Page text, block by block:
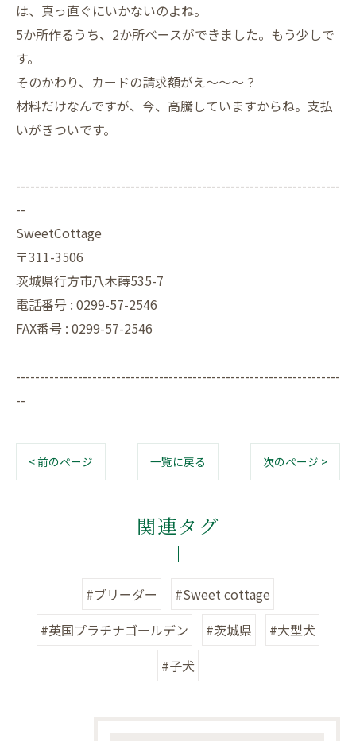
は、真っ直ぐにいかないのよね。
5か所作るうち、2か所ベースができました。もう少しで
す。
そのかわり、カードの請求額がえ～～～？
材料だけなんですが、今、高騰していますからね。支払
いがきついです。
--------------------------------------------------------------------
--
SweetCottage
〒311-3506
茨城県行方市八木蒔535-7
電話番号 : 0299-57-2546
FAX番号 : 0299-57-2546
--------------------------------------------------------------------
--
< 前のページ 一覧に戻る 次のページ >
関連タグ
#ブリーダー
#Sweet cottage
#英国プラチナゴールデン
#茨城県
#大型犬
#子犬